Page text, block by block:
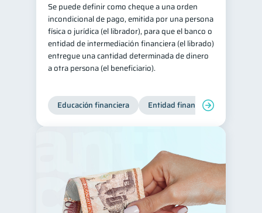
Se puede definir como cheque a una orden
incondicional de pago, emitida por una persona
física o jurídica (el librador), para que el banco o
entidad de intermediación financiera (el librado)
entregue una cantidad determinada de dinero
a otra persona (el beneficiario).
Educación financiera Entidad financiera